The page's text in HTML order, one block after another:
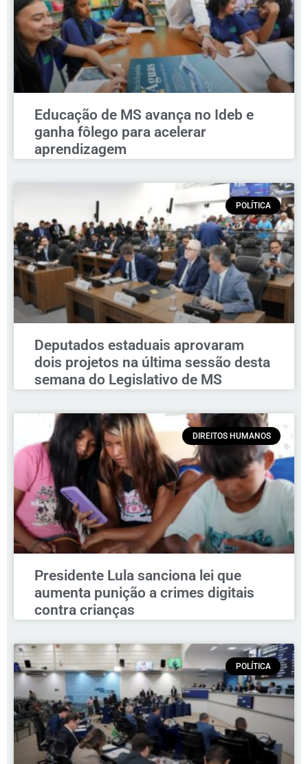
Educação de MS avança no Ideb e
ganha fôlego para acelerar
aprendizagem
POLÍTICA
Deputados estaduais aprovaram
dois projetos na última sessão desta
semana do Legislativo de MS
DIREITOS HUMANOS
Presidente Lula sanciona lei que
aumenta punição a crimes digitais
contra crianças
POLÍTICA